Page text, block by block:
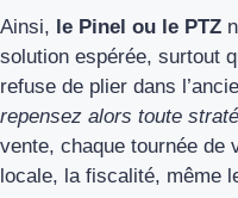
Ainsi, le Pinel ou le PTZ
solution espérée, surtout
refuse de plier dans
repensez alors toute
vente, chaque tournée de
locale, la fiscalité, même